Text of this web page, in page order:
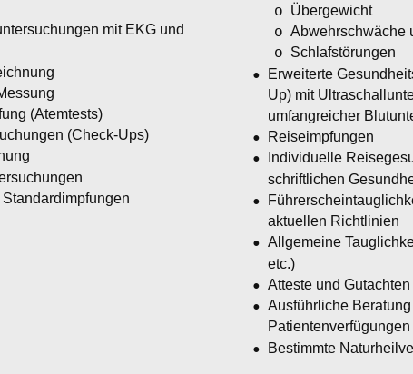
mit EKG und
(Atemtests)
(Check-Ups)
Standardimpfungen
o Übergewicht
o Abwehrschwäche
o Schlafstörungen
•
Erweiterte
Up) mit
umfangreicher
• Reiseimpfungen
•
Individuelle
schriftlichen
•
aktuellen Richtlinien
• Allgemeine
etc.)
• Atteste und Gutachten
• Ausführliche
Patientenverfügungen
• Bestimmte